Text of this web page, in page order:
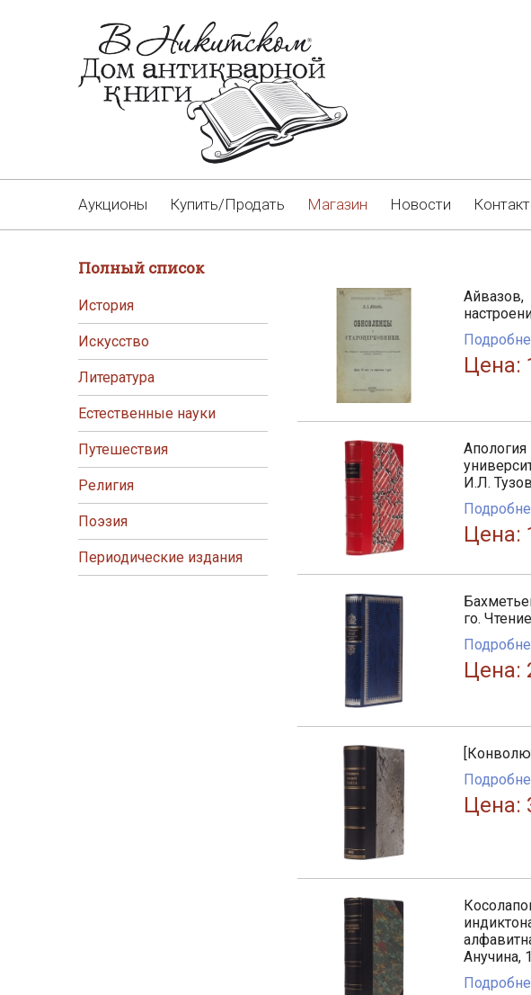
Аукционы Купить/Продать Магазин Новости
Полный список
История
Искусство
Литература
Естественные науки
Путешествия
Религия
Поэзия
Периодические издания
Цена:
И.Л.
Цена:
го.
Цена:
Цена:
Анучина,